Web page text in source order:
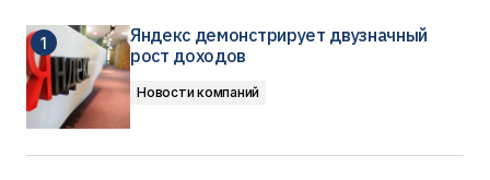
Яндекс демонстрирует двузначный
рост доходов
Новости компаний